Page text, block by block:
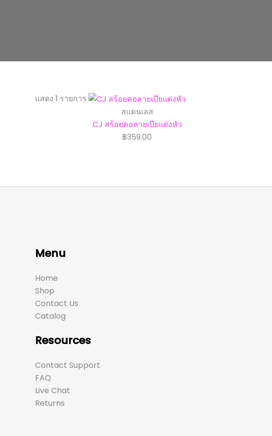
แสดง 1 รายการ
สแตนเลส
CJ สร้อยคอลายเปียแต่งหัว
฿359.00
Menu
Home
Shop
Contact Us
Catalog
Resources
Contact Support
FAQ
Live Chat
Returns